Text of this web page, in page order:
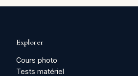
Explorer
Cours photo
Tests matériel